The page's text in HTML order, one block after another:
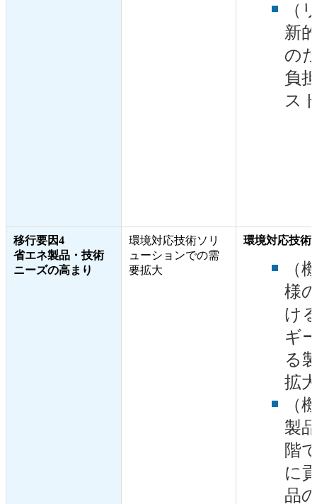
（
新
の
負
ス
移行要因4
省エネ製品・技術
ニーズの高まり
環境対応技術ソリ
ューションでの需
要拡大
環境対応技術
（
様
け
ギ
る
拡
（
製
階
に
品